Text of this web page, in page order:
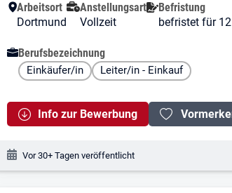
Arbeitsort
Dortmund
Anstellungsart
Vollzeit
Befristung
befristet für
Berufsbezeichnung
Einkäufer/in Leiter/in - Einkauf
Info zur Bewerbung
Veröffentlichungsdatum:
Vor 30+ Tagen veröffentlicht